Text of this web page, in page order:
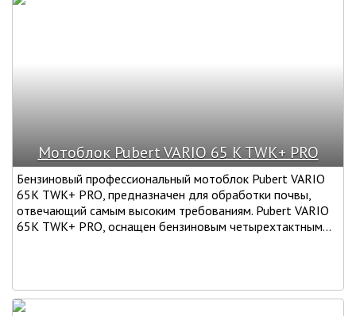
Мотоблок Pubert VARIO 65 K TWK+ PRO
Бензиновый профессиональный мотоблок Pubert VARIO
65K TWK+ PRO, предназначен для обработки почвы,
отвечающий самым высоким требованиям. Pubert VARIO
65K TWK+ PRO, оснащен бензиновым четырехтактным...